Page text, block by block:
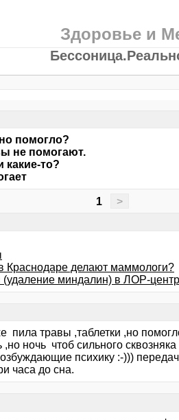
Здоровье и
помогло?
не помогают.
какие-то?
1 >
Краснодаре делают маммологи?
(удаление миндалин) в ЛОР-
пила травы ,таблетки ,но
,но ночь чтоб сильного
психику :-)))
часа до сна.